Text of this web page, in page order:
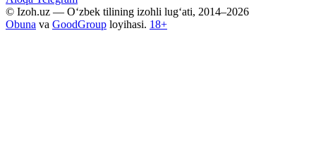
© Izoh.uz — O‘zbek tilining izohli lug‘ati, 2014–2026
Obuna va GoodGroup loyihasi. 18+